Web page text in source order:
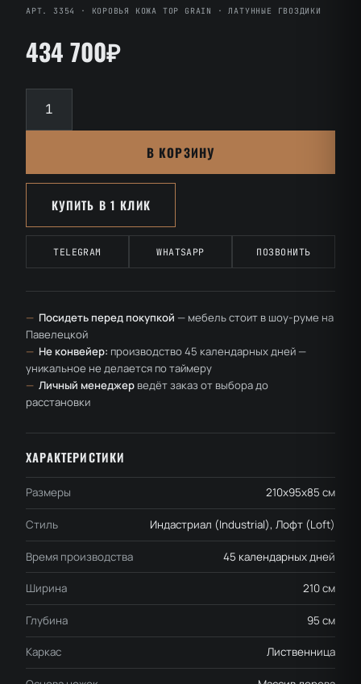
АРТ. 3354 · КОРОВЬЯ КОЖА TOP GRAIN · ЛАТУННЫЕ ГВОЗДИКИ
434 700₽
товара
В КОРЗИНУ
КУПИТЬ В 1 КЛИК
TELEGRAM WHATSAPP ПОЗВОНИТЬ
— Посидеть перед покупкой — мебель стоит в шоу-руме на
Павелецкой
— Не конвейер: производство 45 календарных дней —
уникальное не делается по таймеру
— Личный менеджер ведёт заказ от выбора до
расстановки
ХАРАКТЕРИСТИКИ
Размеры 210x95x85 см
Стиль Индастриал (Industrial), Лофт (Loft)
Время производства 45 календарных дней
Ширина 210 см
Глубина 95 см
Каркас Лиственница